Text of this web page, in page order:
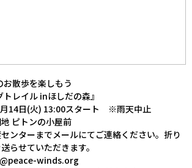
お散歩を楽しもう
トレイル inほしだの森』
日(火) 13:00スタート ※雨天中止
ピトンの小屋前
ンターまでメールにてご連絡ください。折り
らせていただきます。
winds.org